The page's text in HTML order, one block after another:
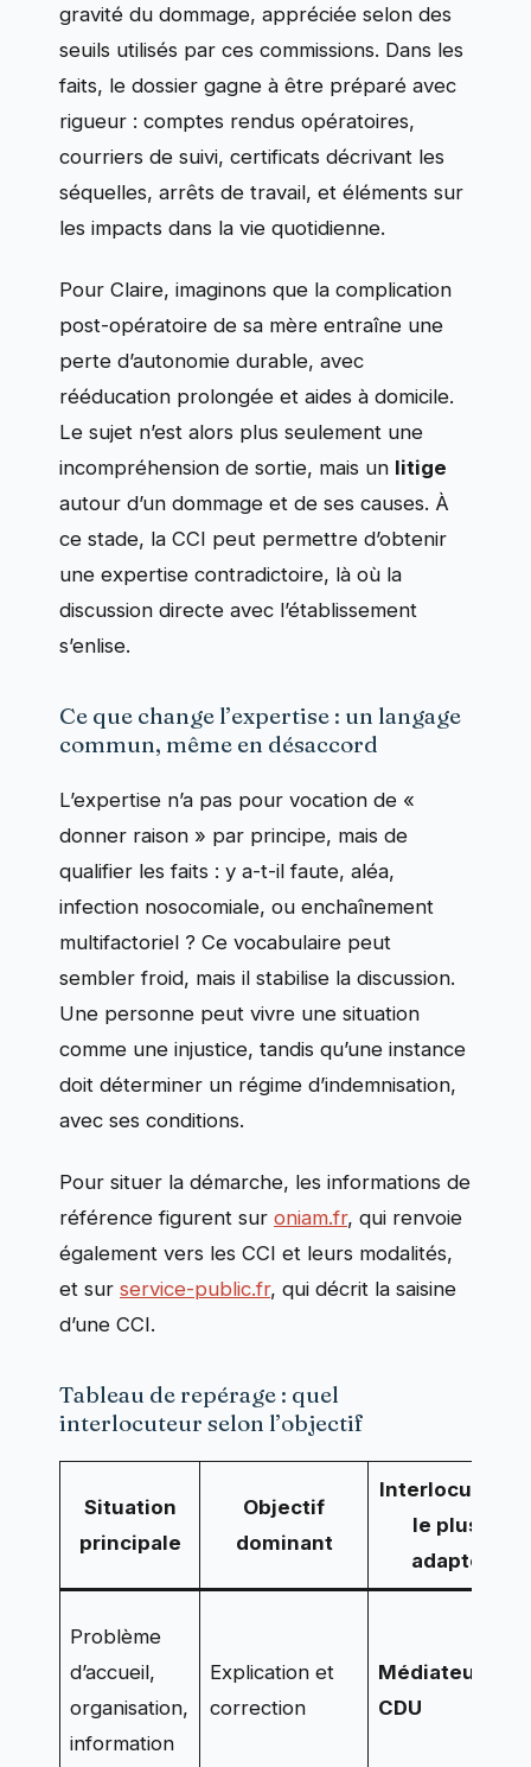
gravité du dommage, appréciée selon des
seuils utilisés par ces commissions. Dans les
faits, le dossier gagne à être préparé avec
rigueur : comptes rendus opératoires,
courriers de suivi, certificats décrivant les
séquelles, arrêts de travail, et éléments sur
les impacts dans la vie quotidienne.
Pour Claire, imaginons que la complication
post-opératoire de sa mère entraîne une
perte d’autonomie durable, avec
rééducation prolongée et aides à domicile.
Le sujet n’est alors plus seulement une
incompréhension de sortie, mais un litige
autour d’un dommage et de ses causes. À
ce stade, la CCI peut permettre d’obtenir
une expertise contradictoire, là où la
discussion directe avec l’établissement
s’enlise.
Ce que change l’expertise : un langage
commun, même en désaccord
L’expertise n’a pas pour vocation de «
donner raison » par principe, mais de
qualifier les faits : y a-t-il faute, aléa,
infection nosocomiale, ou enchaînement
multifactoriel ? Ce vocabulaire peut
sembler froid, mais il stabilise la discussion.
Une personne peut vivre une situation
comme une injustice, tandis qu’une instance
doit déterminer un régime d’indemnisation,
avec ses conditions.
Pour situer la démarche, les informations de
référence figurent sur oniam.fr, qui renvoie
également vers les CCI et leurs modalités,
et sur service-public.fr, qui décrit la saisine
d’une CCI.
Tableau de repérage : quel
interlocuteur selon l’objectif
Situation
principale
Objectif
dominant
Interlocuteur
le plus
adapté
Problème
d’accueil,
organisation,
information
Explication et
correction
Médiateur
CDU